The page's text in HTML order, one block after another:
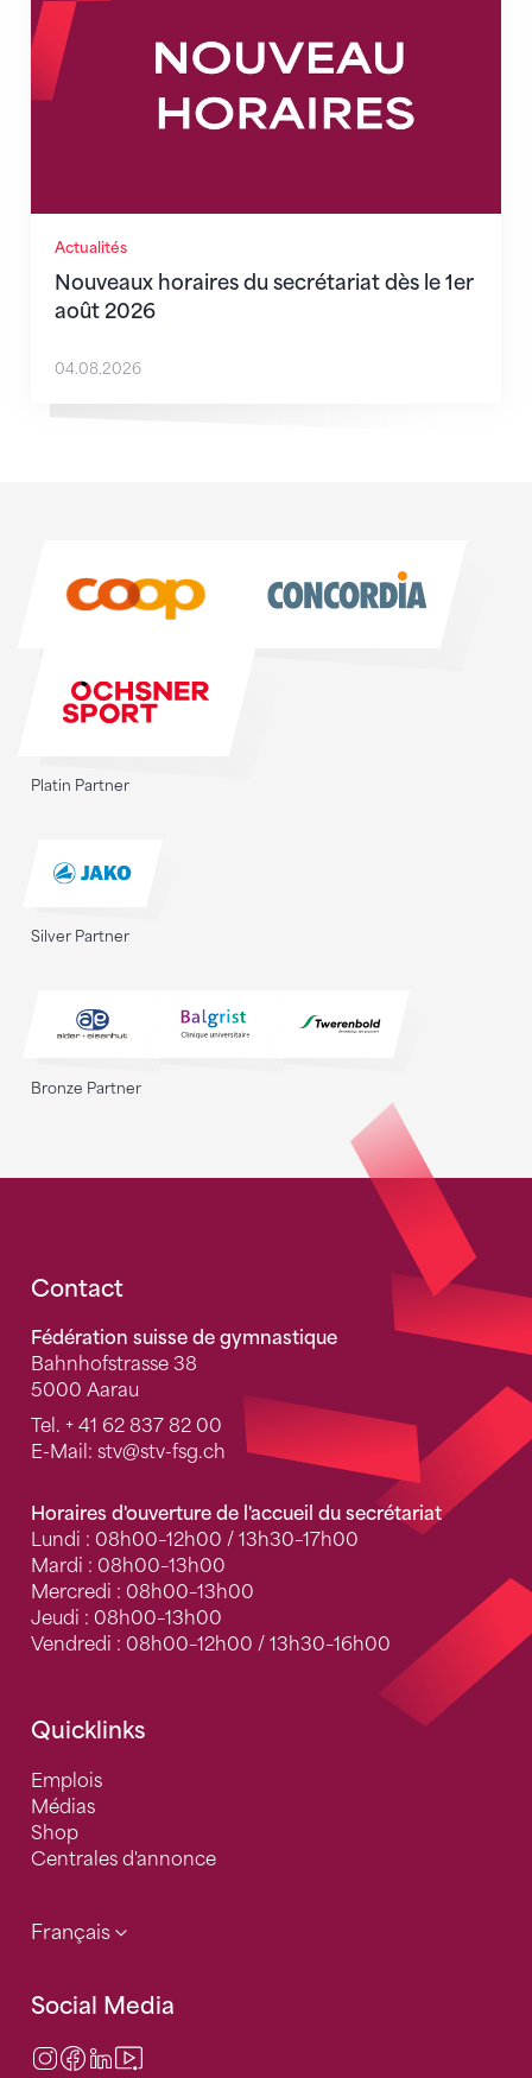
Actualités
Nouveaux horaires du secrétariat dès le 1er
août 2026
04.08.2026
Platin Partner
Silver Partner
Bronze Partner
Fusszeile
Contact
Fédération suisse de gymnastique
Bahnhofstrasse 38
5000 Aarau
Tel. + 41 62 837 82 00
E-Mail: stv@stv-fsg.ch
Horaires d'ouverture de l'accueil du secrétariat
Lundi : 08h00–12h00 / 13h30–17h00
Mardi : 08h00–13h00
Mercredi : 08h00–13h00
Jeudi : 08h00–13h00
Vendredi : 08h00–12h00 / 13h30–16h00
Quicklinks
Emplois
Médias
Shop
Centrales d'annonce
Français
Social Media
Instagram
Facebook
LinkedIn